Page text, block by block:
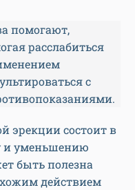
помогают,
расслабиться
с
эрекции состоит в
и уменьшению
быть полезна
действием